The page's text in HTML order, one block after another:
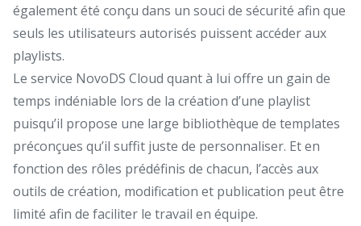
également été conçu dans un souci de sécurité afin que
seuls les utilisateurs autorisés puissent accéder aux
playlists.
Le service NovoDS Cloud quant à lui offre un gain de
temps indéniable lors de la création d’une playlist
puisqu’il propose une large bibliothèque de templates
préconçues qu’il suffit juste de personnaliser. Et en
fonction des rôles prédéfinis de chacun, l’accès aux
outils de création, modification et publication peut être
limité afin de faciliter le travail en équipe.